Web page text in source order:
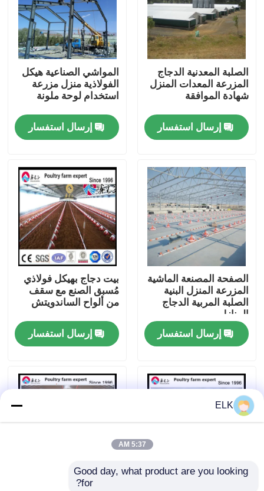
المنتجات
حولنا
جولة في المصنع
مراقبة الجودة
اتصل بنا
أخبار
القضايا
الصلبة المعدنية الدجاج
المزرعة المعدات المنزل
شهادة الموافقة
إرسال استفسار
المواشي الصناعية هيكل
الفولاذية منزل مزرعة
استخدام لوحة ملونة
إرسال استفسار
الصفحة المصنعة الماشية
المزرعة المنزل البنية
الصلبة المربية الدجاج
المنازل
إرسال استفسار
بيت دجاج بهيكل فولاذي
مُسبق الصنع مع سقف
من ألواح الساندويتش
إرسال استفسار
منزل الدواجن الفولاذي
ELK
5:37 AM
Good day, what product are you looking
for?